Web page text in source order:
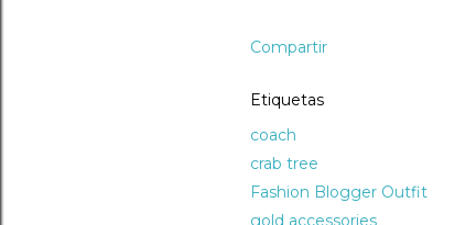
Compartir
Etiquetas
coach
crab tree
Fashion Blogger Outfit
gold accessories